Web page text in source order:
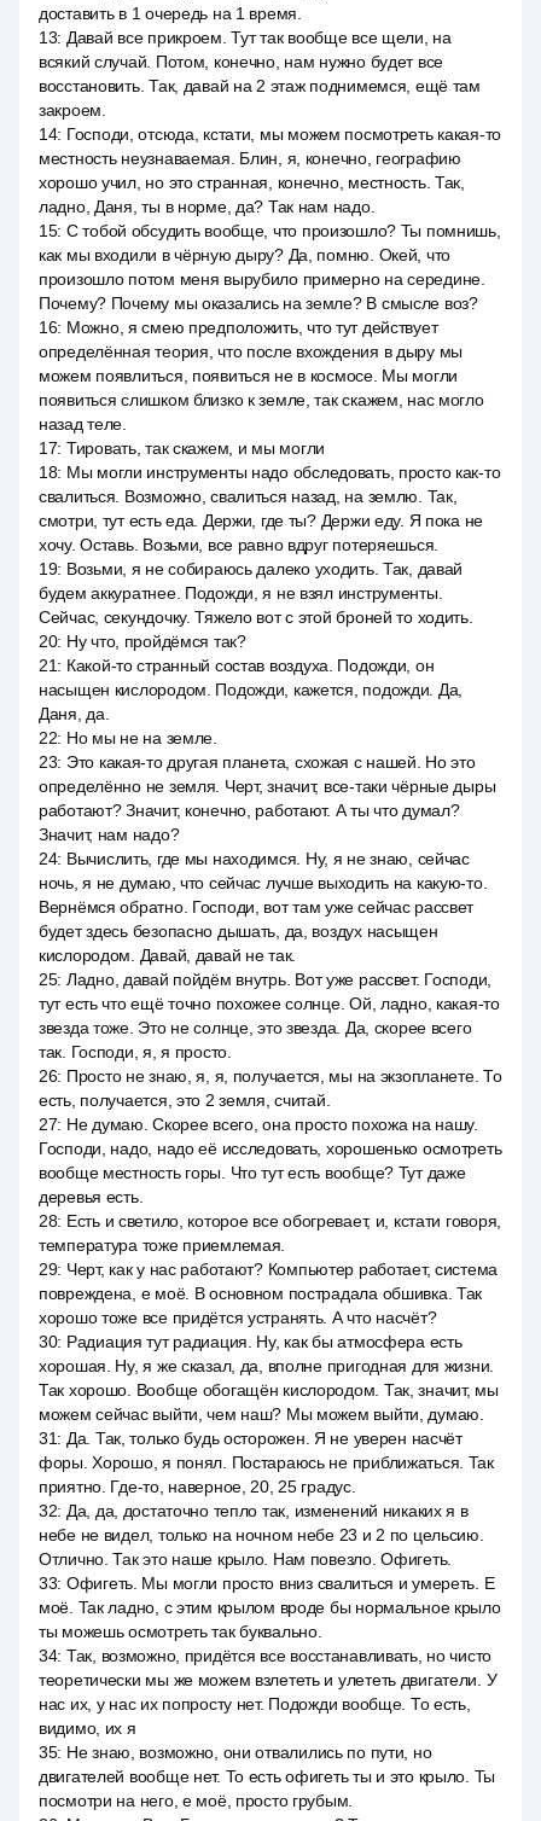
доставить в 1 очередь на 1 время.
13: Давай все прикроем. Тут так вообще все щели, на
всякий случай. Потом, конечно, нам нужно будет все
восстановить. Так, давай на 2 этаж поднимемся, ещё там
закроем.
14: Господи, отсюда, кстати, мы можем посмотреть какая-то
местность неузнаваемая. Блин, я, конечно, географию
хорошо учил, но это странная, конечно, местность. Так,
ладно, Даня, ты в норме, да? Так нам надо.
15: С тобой обсудить вообще, что произошло? Ты помнишь,
как мы входили в чёрную дыру? Да, помню. Окей, что
произошло потом меня вырубило примерно на середине.
Почему? Почему мы оказались на земле? В смысле воз?
16: Можно, я смею предположить, что тут действует
определённая теория, что после вхождения в дыру мы
можем появлиться, появиться не в космосе. Мы могли
появиться слишком близко к земле, так скажем, нас могло
назад теле.
17: Тировать, так скажем, и мы могли
18: Мы могли инструменты надо обследовать, просто как-то
свалиться. Возможно, свалиться назад, на землю. Так,
смотри, тут есть еда. Держи, где ты? Держи еду. Я пока не
хочу. Оставь. Возьми, все равно вдруг потеряешься.
19: Возьми, я не собираюсь далеко уходить. Так, давай
будем аккуратнее. Подожди, я не взял инструменты.
Сейчас, секундочку. Тяжело вот с этой броней то ходить.
20: Ну что, пройдёмся так?
21: Какой-то странный состав воздуха. Подожди, он
насыщен кислородом. Подожди, кажется, подожди. Да,
Даня, да.
22: Но мы не на земле.
23: Это какая-то другая планета, схожая с нашей. Но это
определённо не земля. Черт, значит, все-таки чёрные дыры
работают? Значит, конечно, работают. А ты что думал?
Значит, нам надо?
24: Вычислить, где мы находимся. Ну, я не знаю, сейчас
ночь, я не думаю, что сейчас лучше выходить на какую-то.
Вернёмся обратно. Господи, вот там уже сейчас рассвет
будет здесь безопасно дышать, да, воздух насыщен
кислородом. Давай, давай не так.
25: Ладно, давай пойдём внутрь. Вот уже рассвет. Господи,
тут есть что ещё точно похожее солнце. Ой, ладно, какая-то
звезда тоже. Это не солнце, это звезда. Да, скорее всего
так. Господи, я, я просто.
26: Просто не знаю, я, я, получается, мы на экзопланете. То
есть, получается, это 2 земля, считай.
27: Не думаю. Скорее всего, она просто похожа на нашу.
Господи, надо, надо её исследовать, хорошенько осмотреть
вообще местность горы. Что тут есть вообще? Тут даже
деревья есть.
28: Есть и светило, которое все обогревает, и, кстати говоря,
температура тоже приемлемая.
29: Черт, как у нас работают? Компьютер работает, система
повреждена, е моё. В основном пострадала обшивка. Так
хорошо тоже все придётся устранять. А что насчёт?
30: Радиация тут радиация. Ну, как бы атмосфера есть
хорошая. Ну, я же сказал, да, вполне пригодная для жизни.
Так хорошо. Вообще обогащён кислородом. Так, значит, мы
можем сейчас выйти, чем наш? Мы можем выйти, думаю.
31: Да. Так, только будь осторожен. Я не уверен насчёт
форы. Хорошо, я понял. Постараюсь не приближаться. Так
приятно. Где-то, наверное, 20, 25 градус.
32: Да, да, достаточно тепло так, изменений никаких я в
небе не видел, только на ночном небе 23 и 2 по цельсию.
Отлично. Так это наше крыло. Нам повезло. Офигеть.
33: Офигеть. Мы могли просто вниз свалиться и умереть. Е
моё. Так ладно, с этим крылом вроде бы нормальное крыло
ты можешь осмотреть так буквально.
34: Так, возможно, придётся все восстанавливать, но чисто
теоретически мы же можем взлететь и улететь двигатели. У
нас их, у нас их попросту нет. Подожди вообще. То есть,
видимо, их я
35: Не знаю, возможно, они отвалились по пути, но
двигателей вообще нет. То есть офигеть ты и это крыло. Ты
посмотри на него, е моё, просто грубым.